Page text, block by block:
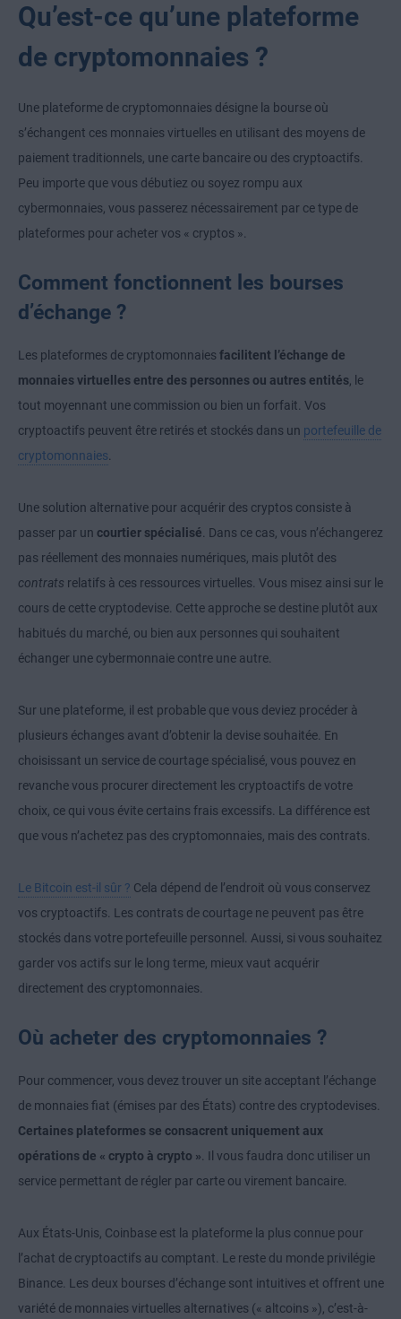
Qu’est-ce qu’une plateforme
de cryptomonnaies ?
Une plateforme de cryptomonnaies désigne la bourse où
s’échangent ces monnaies virtuelles en utilisant des moyens de
paiement traditionnels, une carte bancaire ou des cryptoactifs.
Peu importe que vous débutiez ou soyez rompu aux
cybermonnaies, vous passerez nécessairement par ce type de
plateformes pour acheter vos « cryptos ».
Comment fonctionnent les bourses
d’échange ?
Les plateformes de cryptomonnaies facilitent l’échange de
monnaies virtuelles entre des personnes ou autres entités, le
tout moyennant une commission ou bien un forfait. Vos
cryptoactifs peuvent être retirés et stockés dans un portefeuille de
cryptomonnaies.
Une solution alternative pour acquérir des cryptos consiste à
passer par un courtier spécialisé. Dans ce cas, vous n’échangerez
pas réellement des monnaies numériques, mais plutôt des
contrats relatifs à ces ressources virtuelles. Vous misez ainsi sur le
cours de cette cryptodevise. Cette approche se destine plutôt aux
habitués du marché, ou bien aux personnes qui souhaitent
échanger une cybermonnaie contre une autre.
Sur une plateforme, il est probable que vous deviez procéder à
plusieurs échanges avant d’obtenir la devise souhaitée. En
choisissant un service de courtage spécialisé, vous pouvez en
revanche vous procurer directement les cryptoactifs de votre
choix, ce qui vous évite certains frais excessifs. La différence est
que vous n’achetez pas des cryptomonnaies, mais des contrats.
Le Bitcoin est-il sûr ? Cela dépend de l’endroit où vous conservez
vos cryptoactifs. Les contrats de courtage ne peuvent pas être
stockés dans votre portefeuille personnel. Aussi, si vous souhaitez
garder vos actifs sur le long terme, mieux vaut acquérir
directement des cryptomonnaies.
Où acheter des cryptomonnaies ?
Pour commencer, vous devez trouver un site acceptant l’échange
de monnaies fiat (émises par des États) contre des cryptodevises.
Certaines plateformes se consacrent uniquement aux
opérations de « crypto à crypto ». Il vous faudra donc utiliser un
service permettant de régler par carte ou virement bancaire.
Aux États-Unis, Coinbase est la plateforme la plus connue pour
l’achat de cryptoactifs au comptant. Le reste du monde privilégie
Binance. Les deux bourses d’échange sont intuitives et offrent une
variété de monnaies virtuelles alternatives (« altcoins »), c’est-à-